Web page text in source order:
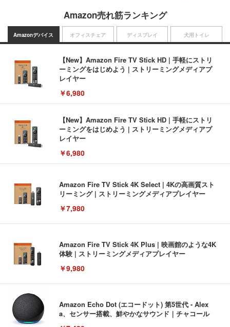
Amazon売れ筋ランキング
Amazonデバイス
【New】Amazon Fire TV Stick HD | 手軽にストリ
ーミングをはじめよう | ストリーミングメディアプ
レイヤー
￥6,980
【New】Amazon Fire TV Stick HD | 手軽にストリ
ーミングをはじめよう | ストリーミングメディアプ
レイヤー
￥6,980
Amazon Fire TV Stick 4K Select | 4Kの高画質スト
リーミング | ストリーミングメディアプレイヤー
￥7,980
Amazon Fire TV Stick 4K Plus | 映画館のような4K
体験 | ストリーミングメディアプレイヤー
￥9,980
Amazon Echo Dot (エコードット) 第5世代 - Alex
a、センサー搭載、鮮やかなサウンド｜チャコール
オフィスチェア ディスプレイ 犬用トイレ